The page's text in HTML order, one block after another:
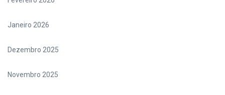
Janeiro 2026
Dezembro 2025
Novembro 2025